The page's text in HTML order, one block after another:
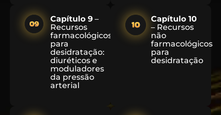
Capítulo 9 –
Recursos
farmacológicos
para
desidratação:
diuréticos e
moduladores
da pressão
arterial
Capítulo 10
– Recursos
não
farmacológicos
para
desidratação